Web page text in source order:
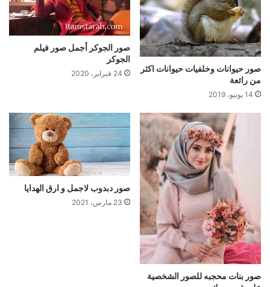
صور حيوانات وخلفيات حيوانات اكثر
من رائعة
14 يونيو، 2019
صور الجوكر أجمل صور فيلم
الجوكر
24 فبراير، 2020
صور بنات محجبه للصور الشخصية
صور دبدوب لاجمل و ارق الهدايا
23 مارس، 2021